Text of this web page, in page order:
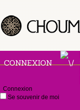
CONNEXION
Connexion
Se souvenir de moi